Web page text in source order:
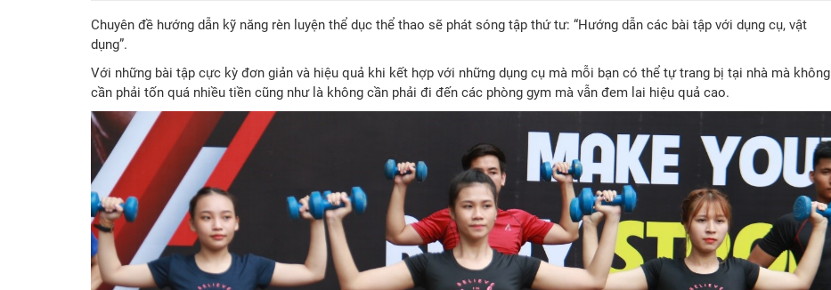
Chuyên đề hướng dẫn kỹ năng rèn luyện thể dục thể thao sẽ phát sóng tập thứ tư: “Hướng dẫn các bài tập với dụng cụ, vật
dụng”.
Với những bài tập cực kỳ đơn giản và hiệu quả khi kết hợp với những dụng cụ mà mỗi bạn có thể tự trang bị tại nhà mà không
cần phải tốn quá nhiều tiền cũng như là không cần phải đi đến các phòng gym mà vẫn đem lai hiệu quả cao.